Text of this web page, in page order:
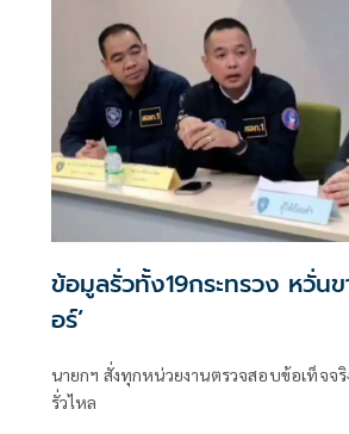
ข้อมูลรั่วทั้ง19กระทรวง หวั่นขายให้‘สแกมเม
อร์’
นายกฯ สั่งทุกหน่วยงานตรวจสอบข้อเท็จจ
รั่วไหล